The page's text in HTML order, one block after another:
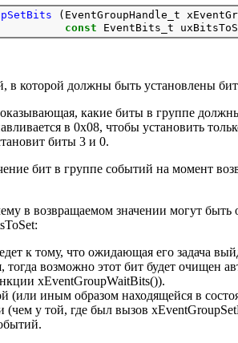
(EventGroupHandle_t
const
в которой должны быть установлены
какие биты в группе
в 0x08, чтобы установить
биты 3 и 0.
бит в группе событий на момент
в возвращаемом значении могут
к тому, что ожидающая его задача
тогда возможно этот бит будет очищен
xEventGroupWaitBits()).
(или иным образом находящейся в
(чем у той, где был вызов